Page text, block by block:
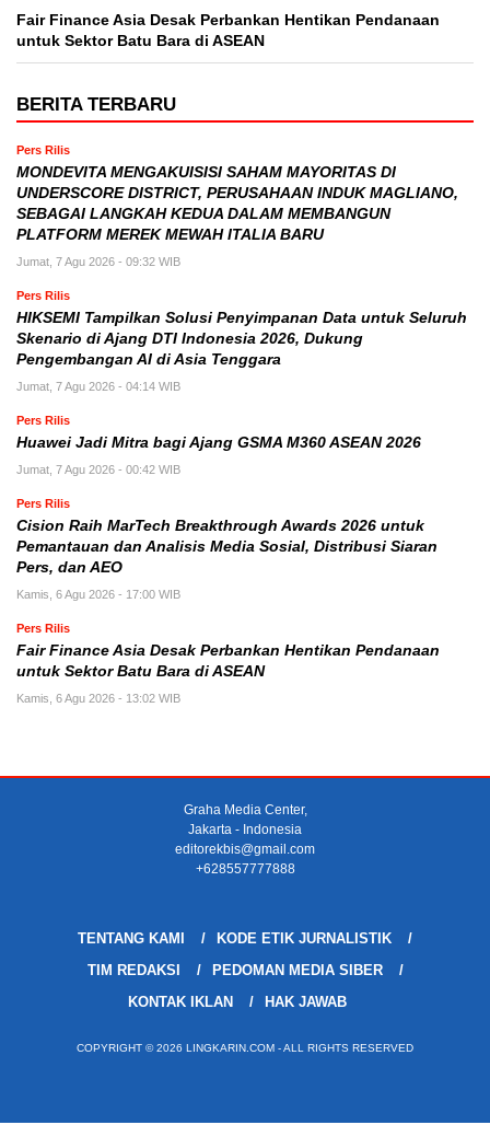
Fair Finance Asia Desak Perbankan Hentikan Pendanaan
untuk Sektor Batu Bara di ASEAN
BERITA TERBARU
Pers Rilis
MONDEVITA MENGAKUISISI SAHAM MAYORITAS DI
UNDERSCORE DISTRICT, PERUSAHAAN INDUK MAGLIANO,
SEBAGAI LANGKAH KEDUA DALAM MEMBANGUN
PLATFORM MEREK MEWAH ITALIA BARU
Jumat, 7 Agu 2026 - 09:32 WIB
Pers Rilis
HIKSEMI Tampilkan Solusi Penyimpanan Data untuk Seluruh
Skenario di Ajang DTI Indonesia 2026, Dukung
Pengembangan AI di Asia Tenggara
Jumat, 7 Agu 2026 - 04:14 WIB
Pers Rilis
Huawei Jadi Mitra bagi Ajang GSMA M360 ASEAN 2026
Jumat, 7 Agu 2026 - 00:42 WIB
Pers Rilis
Cision Raih MarTech Breakthrough Awards 2026 untuk
Pemantauan dan Analisis Media Sosial, Distribusi Siaran
Pers, dan AEO
Kamis, 6 Agu 2026 - 17:00 WIB
Pers Rilis
Fair Finance Asia Desak Perbankan Hentikan Pendanaan
untuk Sektor Batu Bara di ASEAN
Kamis, 6 Agu 2026 - 13:02 WIB
Graha Media Center,
Jakarta - Indonesia
editorekbis@gmail.com
+628557777888
TENTANG KAMI
KODE ETIK JURNALISTIK
TIM REDAKSI
PEDOMAN MEDIA SIBER
KONTAK IKLAN
HAK JAWAB
COPYRIGHT © 2026 LINGKARIN.COM - ALL RIGHTS RESERVED